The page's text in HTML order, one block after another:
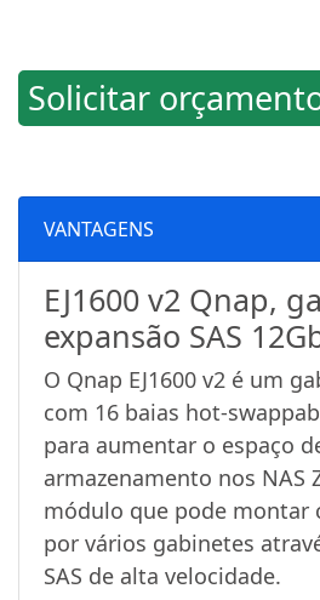
Solicitar
VANTAGENS
EJ1600 v2 Qnap,
expansão SAS
O Qnap EJ1600 v2 é um
com 16 baias hot-
para aumentar o espaço
armazenamento nos NAS
módulo que pode montar
por vários gabinetes
SAS de alta velocidade.